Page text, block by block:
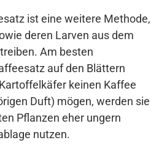
ist eine weitere Methode,
deren Larven aus dem
Am besten
auf den Blättern
keinen Kaffee
Duft) mögen, werden sie
Pflanzen eher ungern
nutzen.